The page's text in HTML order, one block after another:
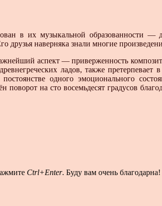
в их музыкальной образованности —
наверняка знали многие
аспект — приверженность
ладов, также
одного эмоционального
на сто восемьдесят градусов
Ctrl+Enter. Буду вам очень благодарна!